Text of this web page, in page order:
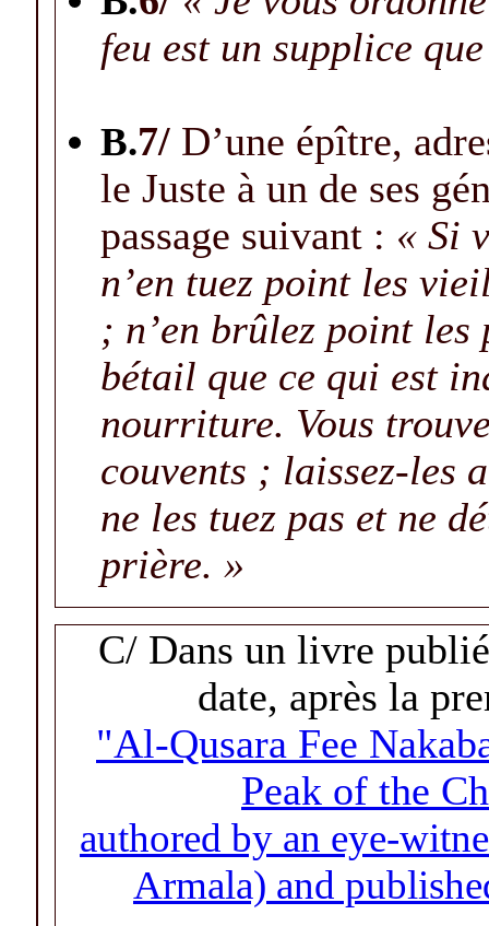
feu est un supplice
B.7/D’une épître,
le Juste à un de ses
passage suivant : « Si
n’en tuez point les
; n’en brûlez point
bétail que ce qui est
nourriture. Vous
couvents ; laissez-les
ne les tuez pas et ne
prière. »
C/ Dans un livre
date, après la
"Al-Qusara Fee
Peak of the
authored by an eye-
Armala) and